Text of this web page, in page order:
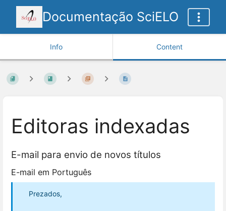
Documentação SciELO
Info Content
Editoras indexadas
E-mail para envio de novos títulos
E-mail em Português
Prezados,